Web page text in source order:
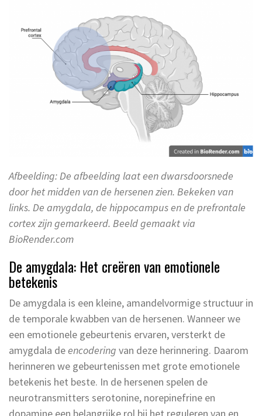
Afbeelding: De afbeelding laat een dwarsdoorsnede
door het midden van de hersenen zien. Bekeken van
links. De amygdala, de hippocampus en de prefrontale
cortex zijn gemarkeerd. Beeld gemaakt via
BioRender.com
De amygdala: Het creëren van emotionele
betekenis
De amygdala is een kleine, amandelvormige structuur in
de temporale kwabben van de hersenen. Wanneer we
een emotionele gebeurtenis ervaren, versterkt de
amygdala deencodering van deze herinnering. Daarom
herinneren we gebeurtenissen met grote emotionele
betekenis het beste. In de hersenen spelen de
neurotransmitters serotonine, norepinefrine en
dopamine een belangrijke rol bij het reguleren van en